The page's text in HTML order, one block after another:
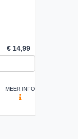
€ 14,99
MEER INFO